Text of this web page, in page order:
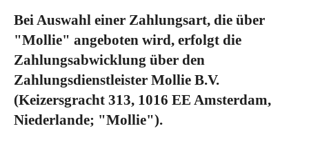
Bei Auswahl einer Zahlungsart, die über
"Mollie" angeboten wird, erfolgt die
Zahlungsabwicklung über den
Zahlungsdienstleister Mollie B.V.
(Keizersgracht 313, 1016 EE Amsterdam,
Niederlande; "Mollie").